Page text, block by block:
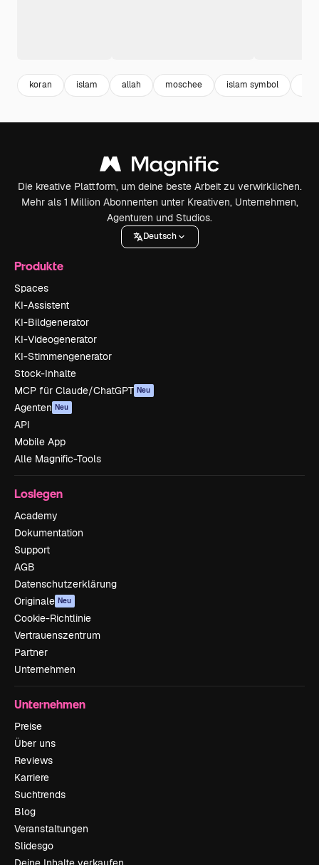
koran islam allah moschee islam symbol
Die kreative Plattform, um deine beste Arbeit zu verwirklichen.
Mehr als 1 Million Abonnenten unter Kreativen, Unternehmen,
Agenturen und Studios.
Deutsch
Produkte
Spaces
KI-Assistent
KI-Bildgenerator
KI-Videogenerator
KI-Stimmengenerator
Stock-Inhalte
MCP für Claude/ChatGPT Neu
Agenten Neu
API
Mobile App
Alle Magnific-Tools
Loslegen
Academy
Dokumentation
Support
AGB
Datenschutzerklärung
Originale Neu
Cookie-Richtlinie
Vertrauenszentrum
Partner
Unternehmen
Unternehmen
Preise
Über uns
Reviews
Karriere
Suchtrends
Blog
Veranstaltungen
Slidesgo